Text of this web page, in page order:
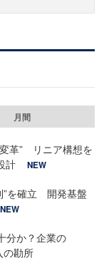
月間
革” リニア構想を
計
NEW
”を確立 開発基盤
NEW
分か？企業の
の勘所